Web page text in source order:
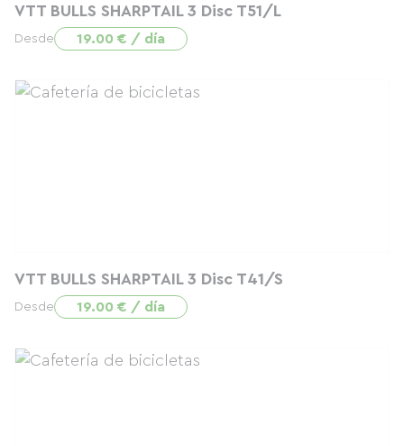
VTT BULLS SHARPTAIL 3 Disc T51/L
Desde 19.00 € / día
VTT BULLS SHARPTAIL 3 Disc T41/S
Desde 19.00 € / día